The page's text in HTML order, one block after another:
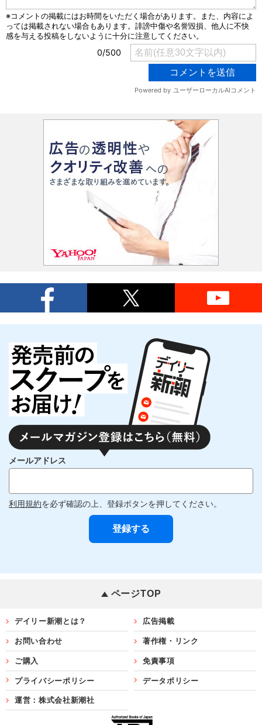
メールアドレス
利用規約を必ず確認の上、登録ボタンを押してください。
ページTOP
デイリー新潮とは？ 広告掲載
お問い合わせ 著作権・リンク
ご購入 免責事項
プライバシーポリシー データポリシー
運営：株式会社新潮社